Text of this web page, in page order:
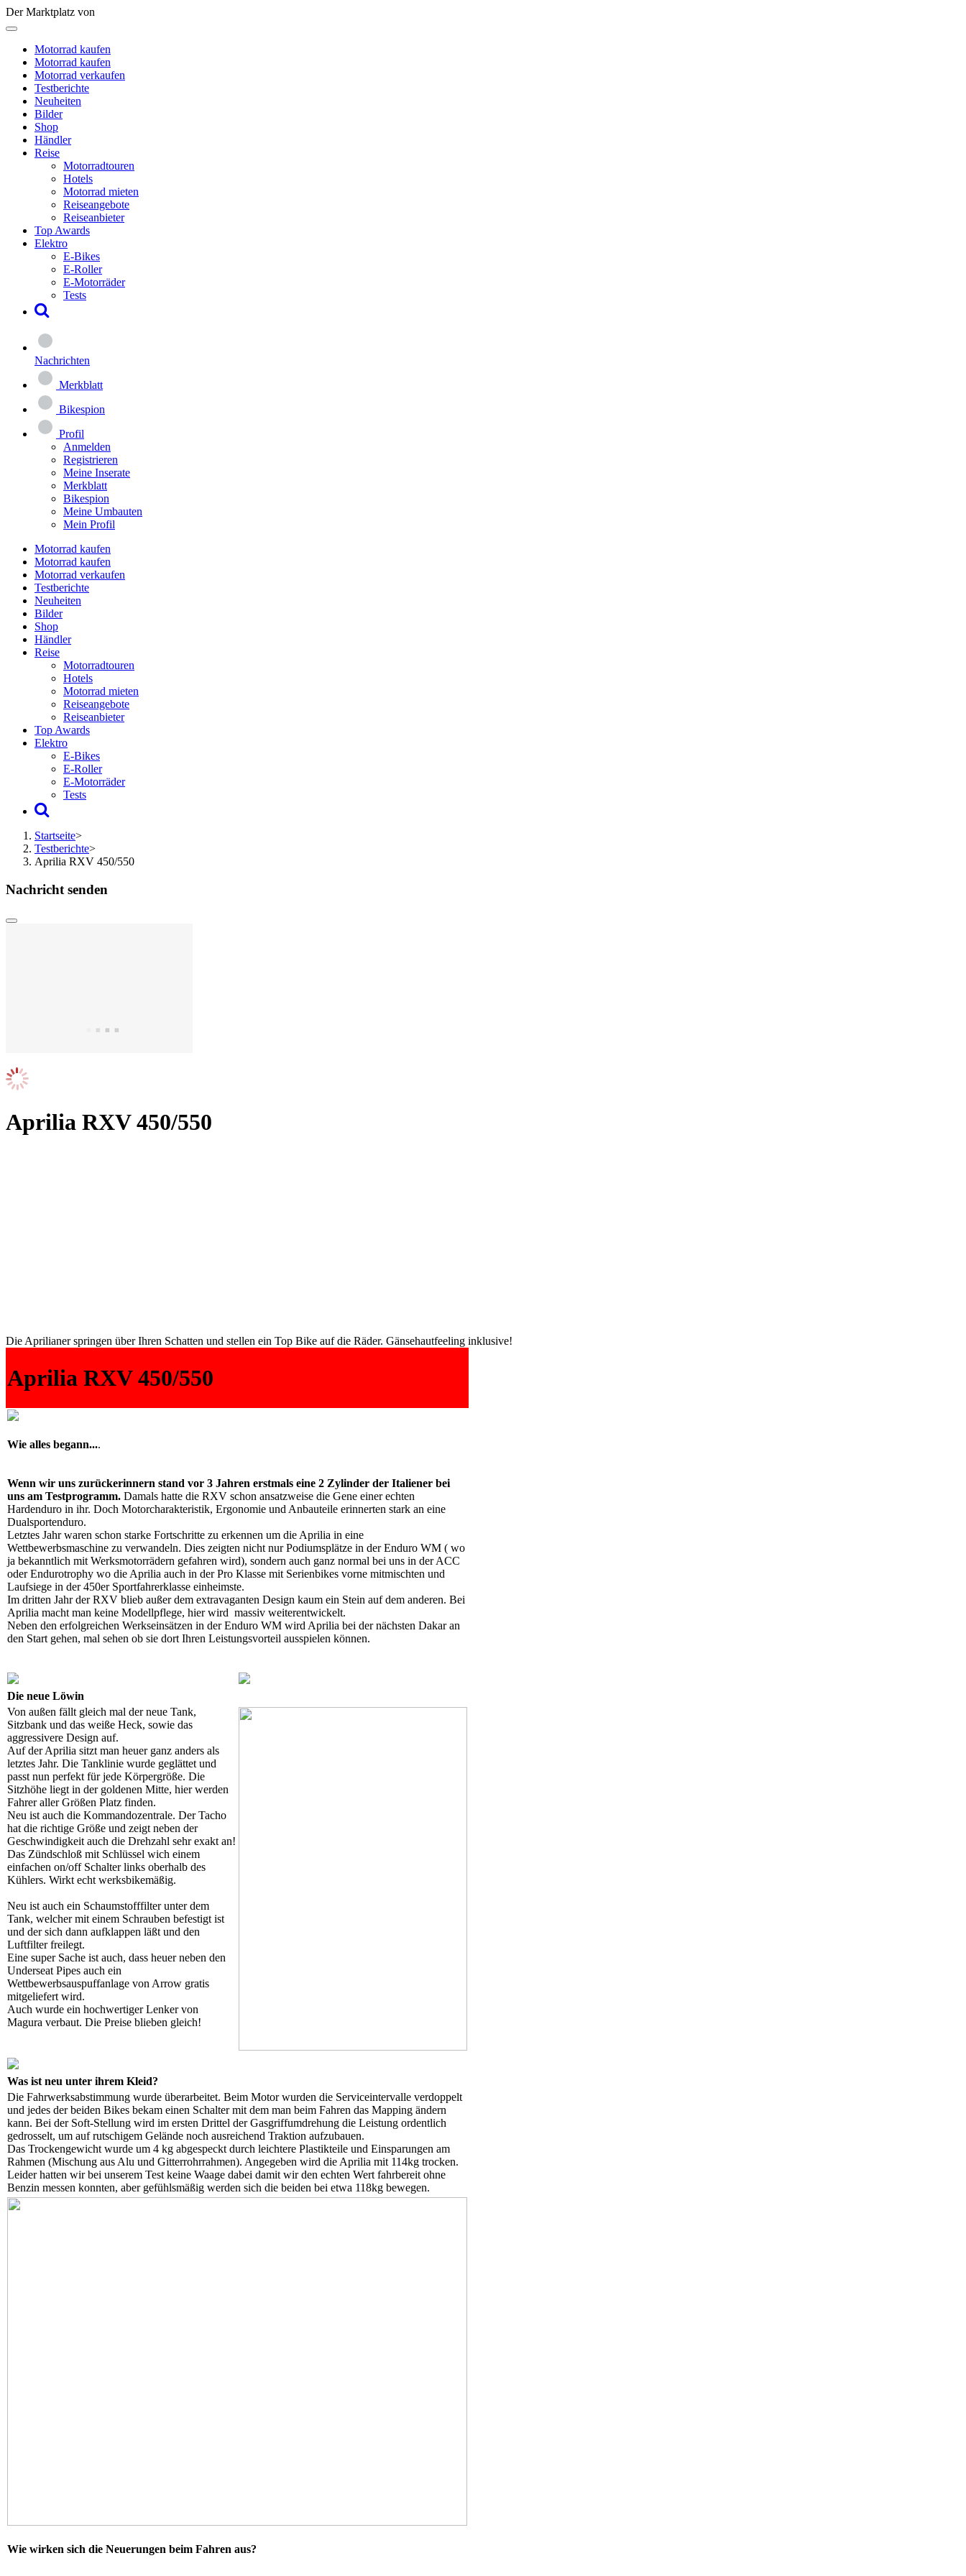
Der Marktplatz von
Motorrad kaufen
Motorrad kaufen
Motorrad verkaufen
Testberichte
Neuheiten
Bilder
Shop
Händler
Reise
Motorradtouren
Hotels
Motorrad mieten
Reiseangebote
Reiseanbieter
Top Awards
Elektro
E-Bikes
E-Roller
E-Motorräder
Tests
Nachrichten
Merkblatt
Bikespion
Profil
Anmelden
Registrieren
Meine Inserate
Merkblatt
Bikespion
Meine Umbauten
Mein Profil
Motorrad kaufen
Motorrad kaufen
Motorrad verkaufen
Testberichte
Neuheiten
Bilder
Shop
Händler
Reise
Motorradtouren
Hotels
Motorrad mieten
Reiseangebote
Reiseanbieter
Top Awards
Elektro
E-Bikes
E-Roller
E-Motorräder
Tests
Startseite>
Testberichte>
Aprilia RXV 450/550
Nachricht senden
Aprilia RXV 450/550
Die Aprilianer springen über Ihren Schatten und stellen ein Top Bike auf die Räder. Gänsehautfeeling inklusive!
Aprilia RXV 450/550
Wie alles begann....
Wenn wir uns zurückerinnern stand vor 3 Jahren erstmals eine 2 Zylinder der Italiener bei
uns am Testprogramm. Damals hatte die RXV schon ansatzweise die Gene einer echten
Hardenduro in ihr. Doch Motorcharakteristik, Ergonomie und Anbauteile erinnerten stark an eine
Dualsportenduro.
Letztes Jahr waren schon starke Fortschritte zu erkennen um die Aprilia in eine
Wettbewerbsmaschine zu verwandeln. Dies zeigten nicht nur Podiumsplätze in der Enduro WM ( wo
ja bekanntlich mit Werksmotorrädern gefahren wird), sondern auch ganz normal bei uns in der ACC
oder Endurotrophy wo die Aprilia auch in der Pro Klasse mit Serienbikes vorne mitmischten und
Laufsiege in der 450er Sportfahrerklasse einheimste.
Im dritten Jahr der RXV blieb außer dem extravaganten Design kaum ein Stein auf dem anderen. Bei
Aprilia macht man keine Modellpflege, hier wird massiv weiterentwickelt.
Neben den erfolgreichen Werkseinsätzen in der Enduro WM wird Aprilia bei der nächsten Dakar an
den Start gehen, mal sehen ob sie dort Ihren Leistungsvorteil ausspielen können.
Die neue Löwin
Von außen fällt gleich mal der neue Tank,
Sitzbank und das weiße Heck, sowie das
aggressivere Design auf.
Auf der Aprilia sitzt man heuer ganz anders als
letztes Jahr. Die Tanklinie wurde geglättet und
passt nun perfekt für jede Körpergröße. Die
Sitzhöhe liegt in der goldenen Mitte, hier werden
Fahrer aller Größen Platz finden.
Neu ist auch die Kommandozentrale. Der Tacho
hat die richtige Größe und zeigt neben der
Geschwindigkeit auch die Drehzahl sehr exakt an!
Das Zündschloß mit Schlüssel wich einem
einfachen on/off Schalter links oberhalb des
Kühlers. Wirkt echt werksbikemäßig.
Neu ist auch ein Schaumstofffilter unter dem
Tank, welcher mit einem Schrauben befestigt ist
und der sich dann aufklappen läßt und den
Luftfilter freilegt.
Eine super Sache ist auch, dass heuer neben den
Underseat Pipes auch ein
Wettbewerbsauspuffanlage von Arrow gratis
mitgeliefert wird.
Auch wurde ein hochwertiger Lenker von
Magura verbaut. Die Preise blieben gleich!
Was ist neu unter ihrem Kleid?
Die Fahrwerksabstimmung wurde überarbeitet. Beim Motor wurden die Serviceintervalle verdoppelt
und jedes der beiden Bikes bekam einen Schalter mit dem man beim Fahren das Mapping ändern
kann. Bei der Soft-Stellung wird im ersten Drittel der Gasgriffumdrehung die Leistung ordentlich
gedrosselt, um auf rutschigem Gelände noch ausreichend Traktion aufzubauen.
Das Trockengewicht wurde um 4 kg abgespeckt durch leichtere Plastikteile und Einsparungen am
Rahmen (Mischung aus Alu und Gitterrohrrahmen). Angegeben wird die Aprilia mit 114kg trocken.
Leider hatten wir bei unserem Test keine Waage dabei damit wir den echten Wert fahrbereit ohne
Benzin messen konnten, aber gefühlsmäßig werden sich die beiden bei etwa 118kg bewegen.
Wie wirken sich die Neuerungen beim Fahren aus?